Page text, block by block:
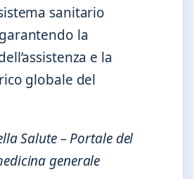
sanitario
la
e la
globale del
Salute – Portale del
generale